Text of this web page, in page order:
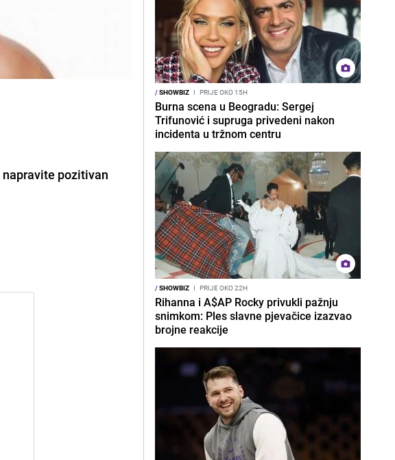
napravite pozitivan
/SHOWBIZ I PRIJE OKO 15H
Burna scena u Beogradu: Sergej
Trifunović i supruga privedeni nakon
incidenta u tržnom centru
/SHOWBIZ I PRIJE OKO 22H
Rihanna i A$AP Rocky privukli pažnju
snimkom: Ples slavne pjevačice izazvao
brojne reakcije